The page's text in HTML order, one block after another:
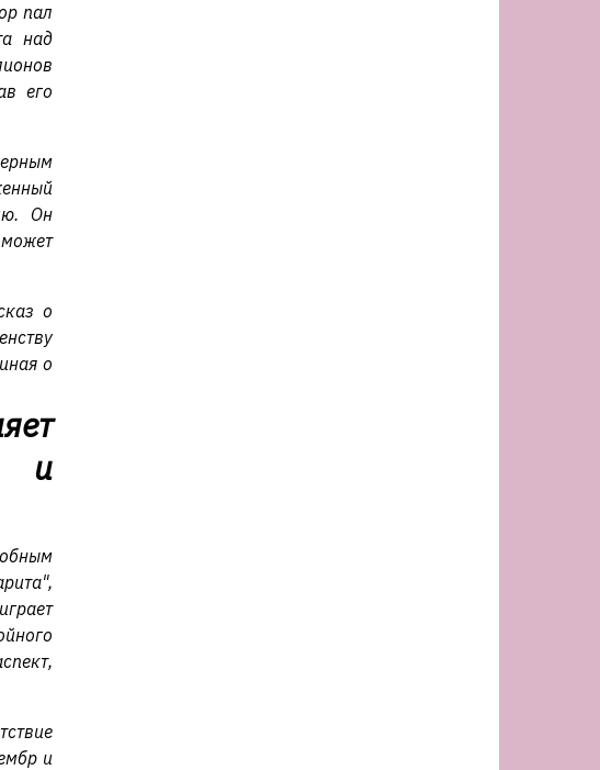
пал
над
его
Он
о
о
и
и